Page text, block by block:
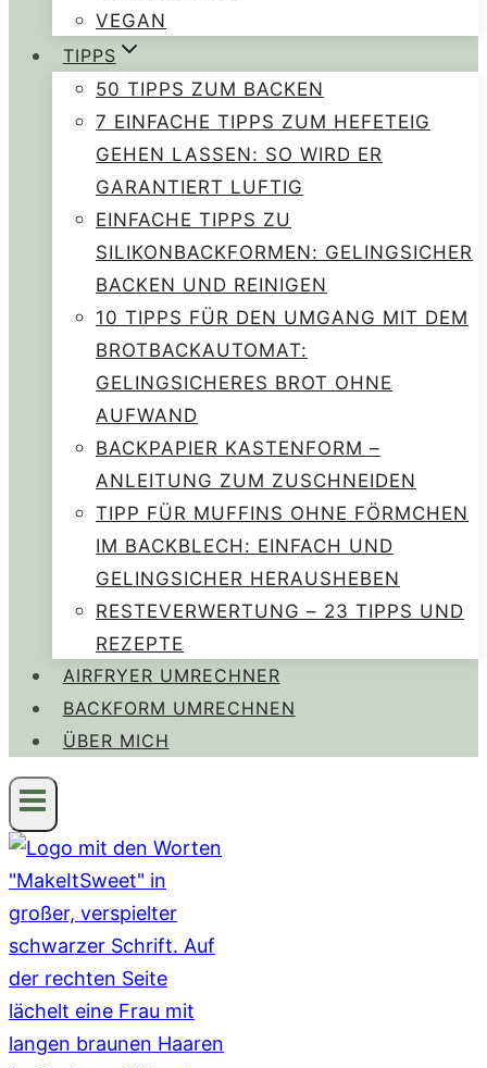
VEGAN
TIPPS
50 TIPPS ZUM BACKEN
7 EINFACHE TIPPS ZUM HEFETEIG
GEHEN LASSEN: SO WIRD ER
GARANTIERT LUFTIG
EINFACHE TIPPS ZU
SILIKONBACKFORMEN: GELINGSICHER
BACKEN UND REINIGEN
10 TIPPS FÜR DEN UMGANG MIT DEM
BROTBACKAUTOMAT:
GELINGSICHERES BROT OHNE
AUFWAND
BACKPAPIER KASTENFORM –
ANLEITUNG ZUM ZUSCHNEIDEN
TIPP FÜR MUFFINS OHNE FÖRMCHEN
IM BACKBLECH: EINFACH UND
GELINGSICHER HERAUSHEBEN
RESTEVERWERTUNG – 23 TIPPS UND
REZEPTE
AIRFRYER UMRECHNER
BACKFORM UMRECHNEN
ÜBER MICH